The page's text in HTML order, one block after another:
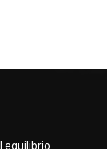
equilibrio